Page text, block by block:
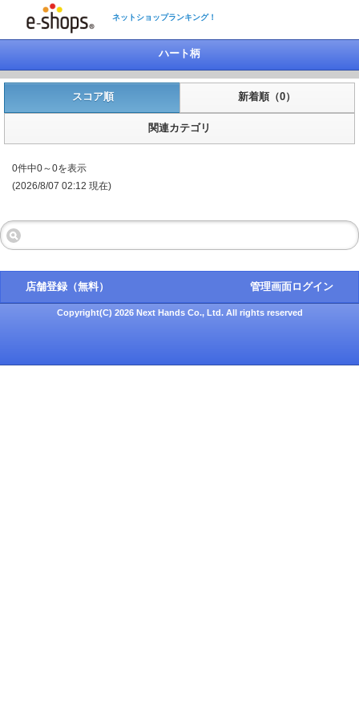
ネットショップランキング！
ハート柄
スコア順 新着順（0）
関連カテゴリ
0件中0～0を表示
(2026/8/07 02:12 現在)
店舗登録（無料） 管理画面ログイン
Copyright(C) 2026 Next Hands Co., Ltd. All rights reserved